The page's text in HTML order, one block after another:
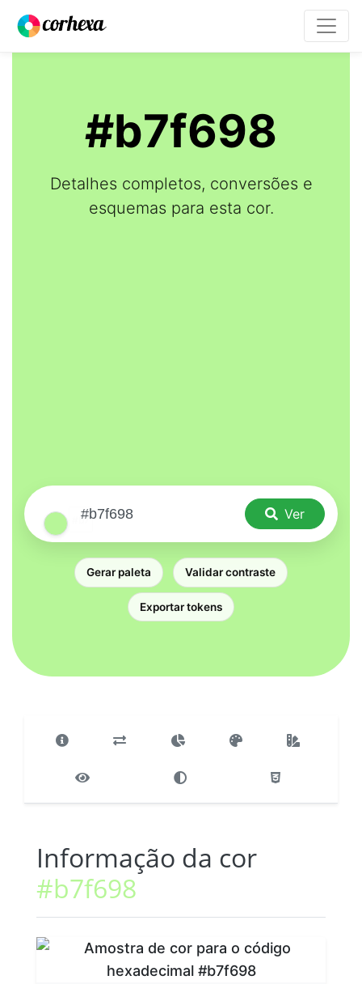
#b7f698
Detalhes completos, conversões e
esquemas para esta cor.
Ver
Gerar paleta Validar contraste
Exportar tokens
Informação da cor
#b7f698